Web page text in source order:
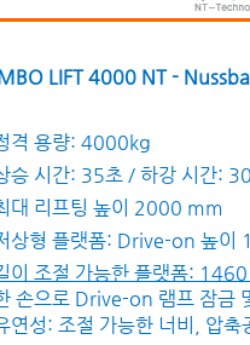
LIFT 4000 NT -
격 용량: 4000kg
승 시간: 35초 / 하강 시간:
대 리프팅 높이 2000 mm
상형 플랫폼: Drive-on 높이
이 조절 가능한 플랫폼:
손으로 Drive-on 램프 잠금
연성: 조절 가능한 너비, 압축